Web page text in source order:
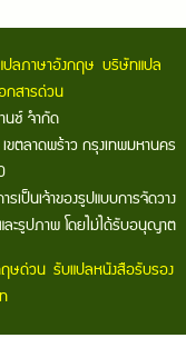
ปลภาษาอังกฤษ บริษัทแปล
กสารด่วน
นช์ จำกัด
ตลาดพร้าว กรุงเทพมหานคร
เป็นเจ้าของรูปแบบการจัดวาง
ละรูปภาพ โดยไม่ได้รับอนุญาต
ษด่วน รับแปลหนังสือรับรอง